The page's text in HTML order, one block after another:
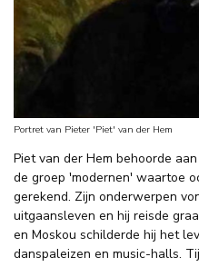
Portret van Pieter 'Piet' van der Hem
Piet van der Hem behoorde
de groep 'modernen' waartoe
gerekend. Zijn onderwerpen
uitgaansleven en hij reisde
en Moskou schilderde hij het
danspaleizen en music-halls.